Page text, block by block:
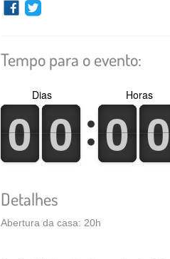
Tempo para o evento:
0
0
1
1 0
0
1
1
Dias
0
0
1
1 0
0
1
1
Horas
Detalhes
Abertura da casa: 20h